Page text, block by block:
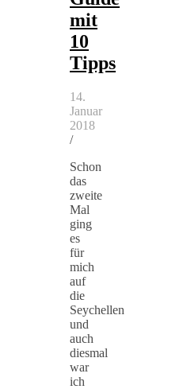
mit
10
Tipps
14.
Januar
2018
/
Schon
das
zweite
Mal
ging
es
für
mich
auf
die
Seychellen
und
auch
diesmal
war
ich